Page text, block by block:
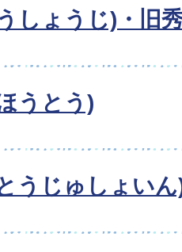
しょうじ)・旧
うとう)
うじゅしょいん